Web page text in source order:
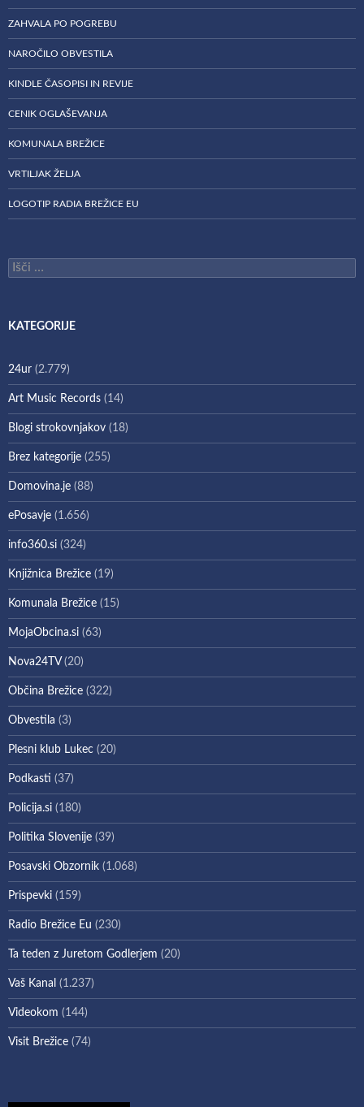
ZAHVALA PO POGREBU
NAROČILO OBVESTILA
KINDLE ČASOPISI IN REVIJE
CENIK OGLAŠEVANJA
KOMUNALA BREŽICE
VRTILJAK ŽELJA
LOGOTIP RADIA BREŽICE EU
Išči:
KATEGORIJE
24ur (2.779)
Art Music Records (14)
Blogi strokovnjakov (18)
Brez kategorije (255)
Domovina.je (88)
ePosavje (1.656)
info360.si (324)
Knjižnica Brežice (19)
Komunala Brežice (15)
MojaObcina.si (63)
Nova24TV(20)
Občina Brežice (322)
Obvestila (3)
Plesni klub Lukec (20)
Podkasti (37)
Policija.si (180)
Politika Slovenije (39)
Posavski Obzornik (1.068)
Prispevki (159)
Radio Brežice Eu (230)
Ta teden z Juretom Godlerjem (20)
Vaš Kanal (1.237)
Videokom (144)
Visit Brežice (74)